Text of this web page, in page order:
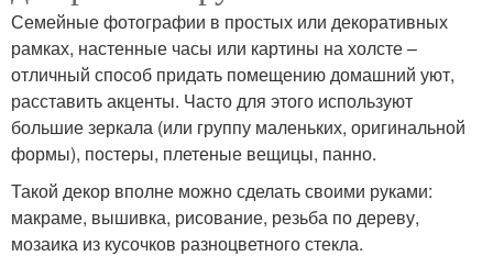
Семейные фотографии в простых или декоративных
рамках, настенные часы или картины на холсте –
отличный способ придать помещению домашний уют,
расставить акценты. Часто для этого используют
большие зеркала (или группу маленьких, оригинальной
формы), постеры, плетеные вещицы, панно.
Такой декор вполне можно сделать своими руками:
макраме, вышивка, рисование, резьба по дереву,
мозаика из кусочков разноцветного стекла.